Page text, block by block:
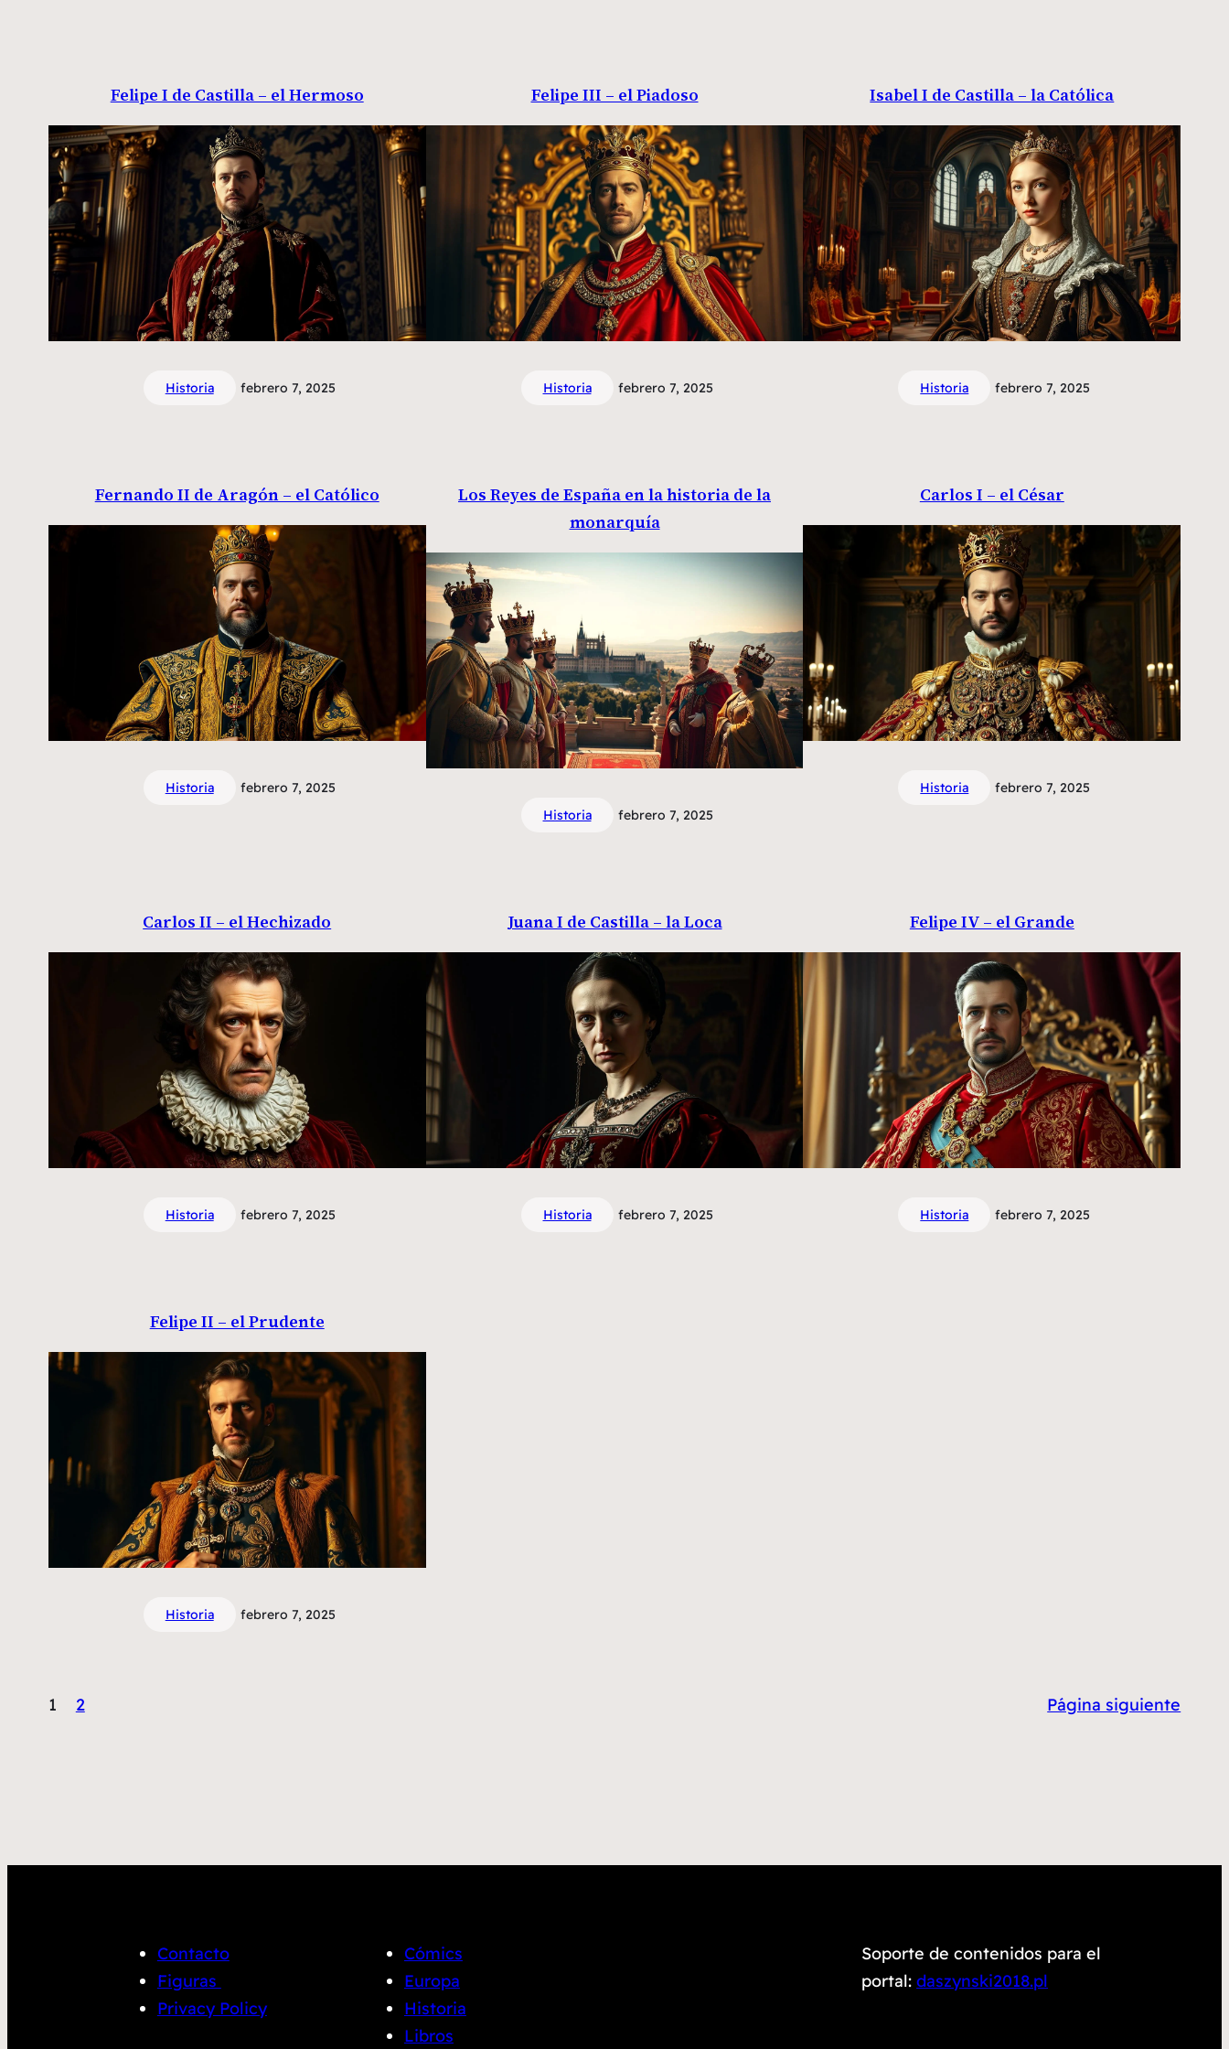
Felipe I de Castilla – el Hermoso
Historia febrero 7, 2025
Felipe III – el Piadoso
Historia febrero 7, 2025
Isabel I de Castilla – la Católica
Historia febrero 7, 2025
Fernando II de Aragón – el Católico
Historia febrero 7, 2025
Los Reyes de España en la historia de la
monarquía
Historia febrero 7, 2025
Carlos I – el César
Historia febrero 7, 2025
Carlos II – el Hechizado
Historia febrero 7, 2025
Juana I de Castilla – la Loca
Historia febrero 7, 2025
Felipe IV – el Grande
Historia febrero 7, 2025
Felipe II – el Prudente
Historia febrero 7, 2025
1 2 Página siguiente
Contacto
Figuras
Privacy Policy
Cómics
Europa
Historia
Libros
Soporte de contenidos para el
portal:daszynski2018.pl